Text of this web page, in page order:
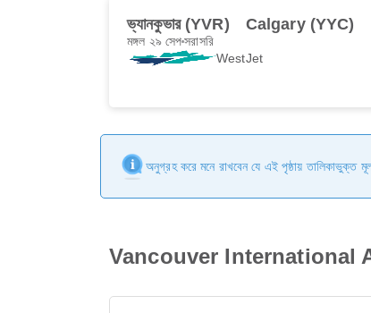
ভ্যানকুভার (YVR) Calgary (YYC)
মঙ্গল ২৯ সেপসরাসরি
WestJet
অনুগ্রহ করে মনে রাখবেন যে এই পৃষ্ঠায় তালিকাভুক্ত
Vancouver International